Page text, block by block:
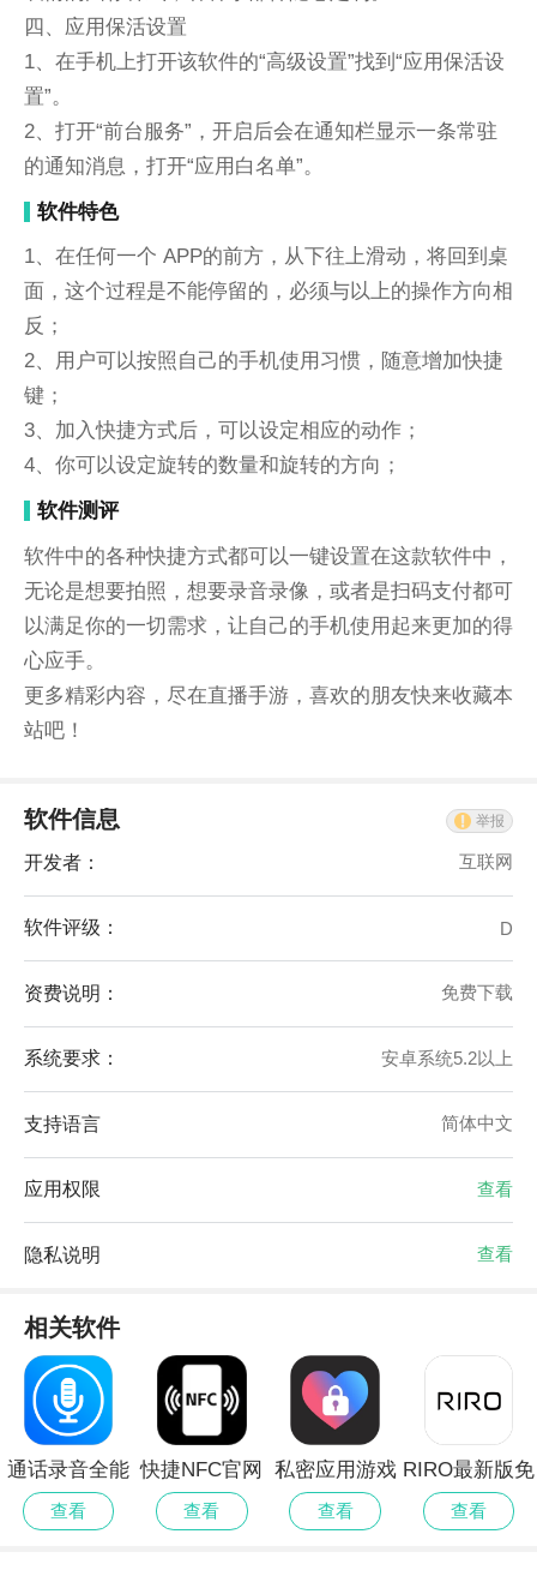
四、应用保活设置
1、在手机上打开该软件的“高级设置”找到“应用保活设
置”。
2、打开“前台服务”，开启后会在通知栏显示一条常驻
的通知消息，打开“应用白名单”。
软件特色
1、在任何一个 APP的前方，从下往上滑动，将回到桌
面，这个过程是不能停留的，必须与以上的操作方向相
反；
2、用户可以按照自己的手机使用习惯，随意增加快捷
键；
3、加入快捷方式后，可以设定相应的动作；
4、你可以设定旋转的数量和旋转的方向；
软件测评
软件中的各种快捷方式都可以一键设置在这款软件中，
无论是想要拍照，想要录音录像，或者是扫码支付都可
以满足你的一切需求，让自己的手机使用起来更加的得
心应手。
更多精彩内容，尽在直播手游，喜欢的朋友快来收藏本
站吧！
软件信息 举报
开发者： 互联网
软件评级： D
资费说明： 免费下载
系统要求： 安卓系统5.2以上
支持语言 简体中文
应用权限 查看
隐私说明 查看
相关软件
通话录音全能
王正式版免费
查看
快捷NFC官网
手机版
查看
私密应用游戏
隐藏大师手机
版
查看
RIRO最新版免
费
查看